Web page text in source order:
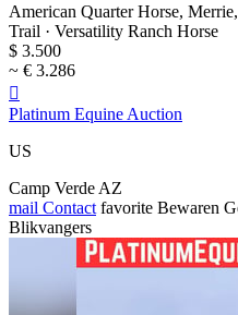
American Quarter Horse,
Trail · Versatility Ranch Horse
$ 3.500
~ € 3.286

Platinum Equine Auction
US
Camp Verde AZ
mail Contact favorite Bewaren
Blikvangers